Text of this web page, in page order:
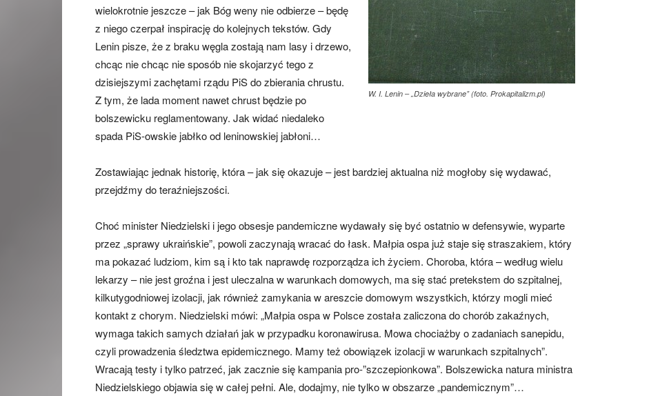
W. I. Lenin – „Dzieła wybrane” (foto. Prokapitalizm.pl)
wielokrotnie jeszcze – jak Bóg weny nie odbierze – będę
z niego czerpał inspirację do kolejnych tekstów. Gdy
Lenin pisze, że z braku węgla zostają nam lasy i drzewo,
chcąc nie chcąc nie sposób nie skojarzyć tego z
dzisiejszymi zachętami rządu PiS do zbierania chrustu.
Z tym, że lada moment nawet chrust będzie po
bolszewicku reglamentowany. Jak widać niedaleko
spada PiS-owskie jabłko od leninowskiej jabłoni…
Zostawiając jednak historię, która – jak się okazuje – jest bardziej aktualna niż mogłoby się wydawać,
przejdźmy do teraźniejszości.
Choć minister Niedzielski i jego obsesje pandemiczne wydawały się być ostatnio w defensywie, wyparte
przez „sprawy ukraińskie”, powoli zaczynają wracać do łask. Małpia ospa już staje się straszakiem, który
ma pokazać ludziom, kim są i kto tak naprawdę rozporządza ich życiem. Choroba, która – według wielu
lekarzy – nie jest groźna i jest uleczalna w warunkach domowych, ma się stać pretekstem do szpitalnej,
kilkutygodniowej izolacji, jak również zamykania w areszcie domowym wszystkich, którzy mogli mieć
kontakt z chorym. Niedzielski mówi: „Małpia ospa w Polsce została zaliczona do chorób zakaźnych,
wymaga takich samych działań jak w przypadku koronawirusa. Mowa chociażby o zadaniach sanepidu,
czyli prowadzenia śledztwa epidemicznego. Mamy też obowiązek izolacji w warunkach szpitalnych”.
Wracają testy i tylko patrzeć, jak zacznie się kampania pro-”szczepionkowa”. Bolszewicka natura ministra
Niedzielskiego objawia się w całej pełni. Ale, dodajmy, nie tylko w obszarze „pandemicznym”…